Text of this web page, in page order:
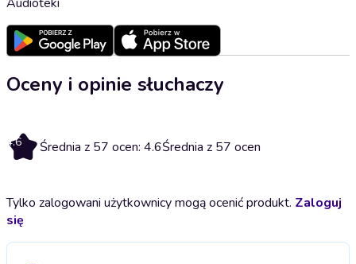
Oceny i opinie słuchaczy
4.6 Średnia z 57 ocen: 4.6Średnia z 57 ocen
Tylko zalogowani użytkownicy mogą ocenić produkt. Zaloguj
się